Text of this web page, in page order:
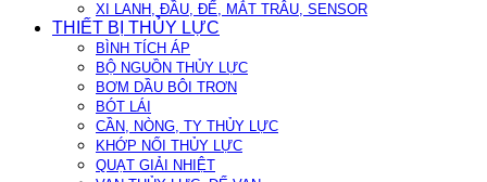
XI LANH, ĐẦU, ĐẾ, MẮT TRÂU, SENSOR
THIẾT BỊ THỦY LỰC
BÌNH TÍCH ÁP
BỘ NGUỒN THỦY LỰC
BƠM DẦU BÔI TRƠN
BÓT LÁI
CẦN, NÒNG, TY THỦY LỰC
KHỚP NỐI THỦY LỰC
QUẠT GIẢI NHIỆT